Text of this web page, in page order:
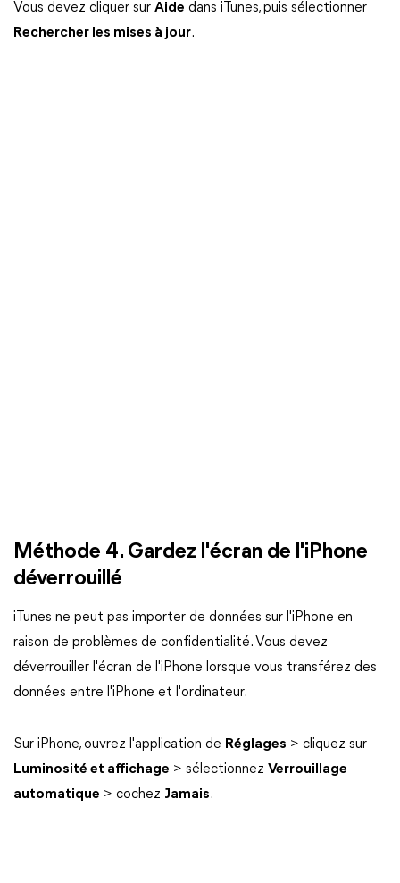
Vous devez cliquer sur Aide dans iTunes, puis sélectionner
Rechercher les mises à jour.
Méthode 4. Gardez l'écran de l'iPhone
déverrouillé
iTunes ne peut pas importer de données sur l'iPhone en
raison de problèmes de confidentialité. Vous devez
déverrouiller l'écran de l'iPhone lorsque vous transférez des
données entre l'iPhone et l'ordinateur.
Sur iPhone, ouvrez l'application de Réglages > cliquez sur
Luminosité et affichage > sélectionnez Verrouillage
automatique > cochez Jamais.